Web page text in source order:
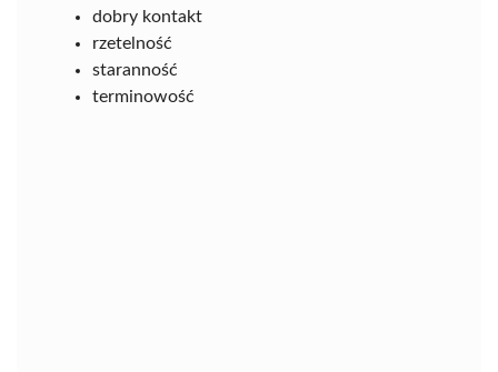
dobry kontakt
rzetelność
staranność
terminowość